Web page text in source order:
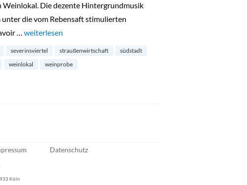
Weinlokal. Die dezente Hintergrundmusik
unter die vom Rebensaft stimulierten
… „Weinstube Reinwein im Severinsviertel“
weiterlesen
severinsviertel straußenwirtschaft
südstadt
weinlokal weinprobe
Datenschutz
Köln